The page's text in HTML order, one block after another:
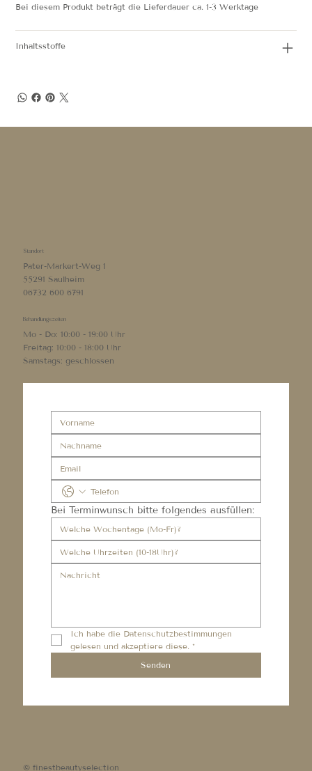
Bei diesem Produkt beträgt die Lieferdauer ca. 1-3 Werktage
Inhaltsstoffe
Standort
Pater-Markert-Weg 1
55291 Saulheim
06732 600 6791
Behandlungszeiten
Mo - Do: 10:00 - 19:00 Uhr
Freitag: 10:00 - 18:00 Uhr
Samstags: geschlossen
Bei Terminwunsch bitte folgendes ausfüllen:
Ich habe die Datenschutzbestimmungen
gelesen und akzeptiere diese. *
Senden
© finestbeautyselection